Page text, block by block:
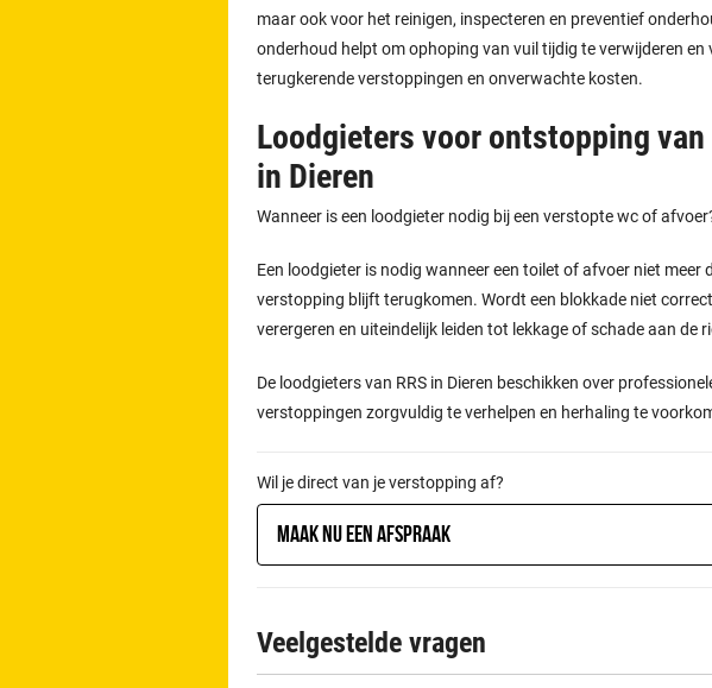
maar ook voor het reinigen, inspecteren en preventief
onderhoud helpt om ophoping van vuil tijdig te verwijderen en
terugkerende verstoppingen en onverwachte kosten.
Loodgieters voor ontstopping van
in Dieren
Wanneer is een loodgieter nodig bij een verstopte wc of
Een loodgieter is nodig wanneer een toilet of afvoer niet meer
verstopping blijft terugkomen. Wordt een blokkade niet
verergeren en uiteindelijk leiden tot lekkage of schade aan de
De loodgieters van RRS in Dieren beschikken over
verstoppingen zorgvuldig te verhelpen en herhaling te
Wil je direct van je verstopping af?
Maak nu een afspraak
Veelgestelde vragen